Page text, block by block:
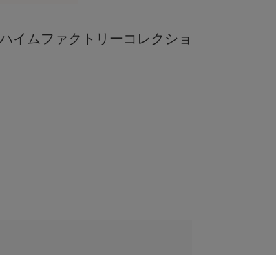
イムファクトリーコレクショ